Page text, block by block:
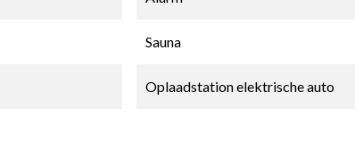
Sauna
Oplaadstation elektrische auto